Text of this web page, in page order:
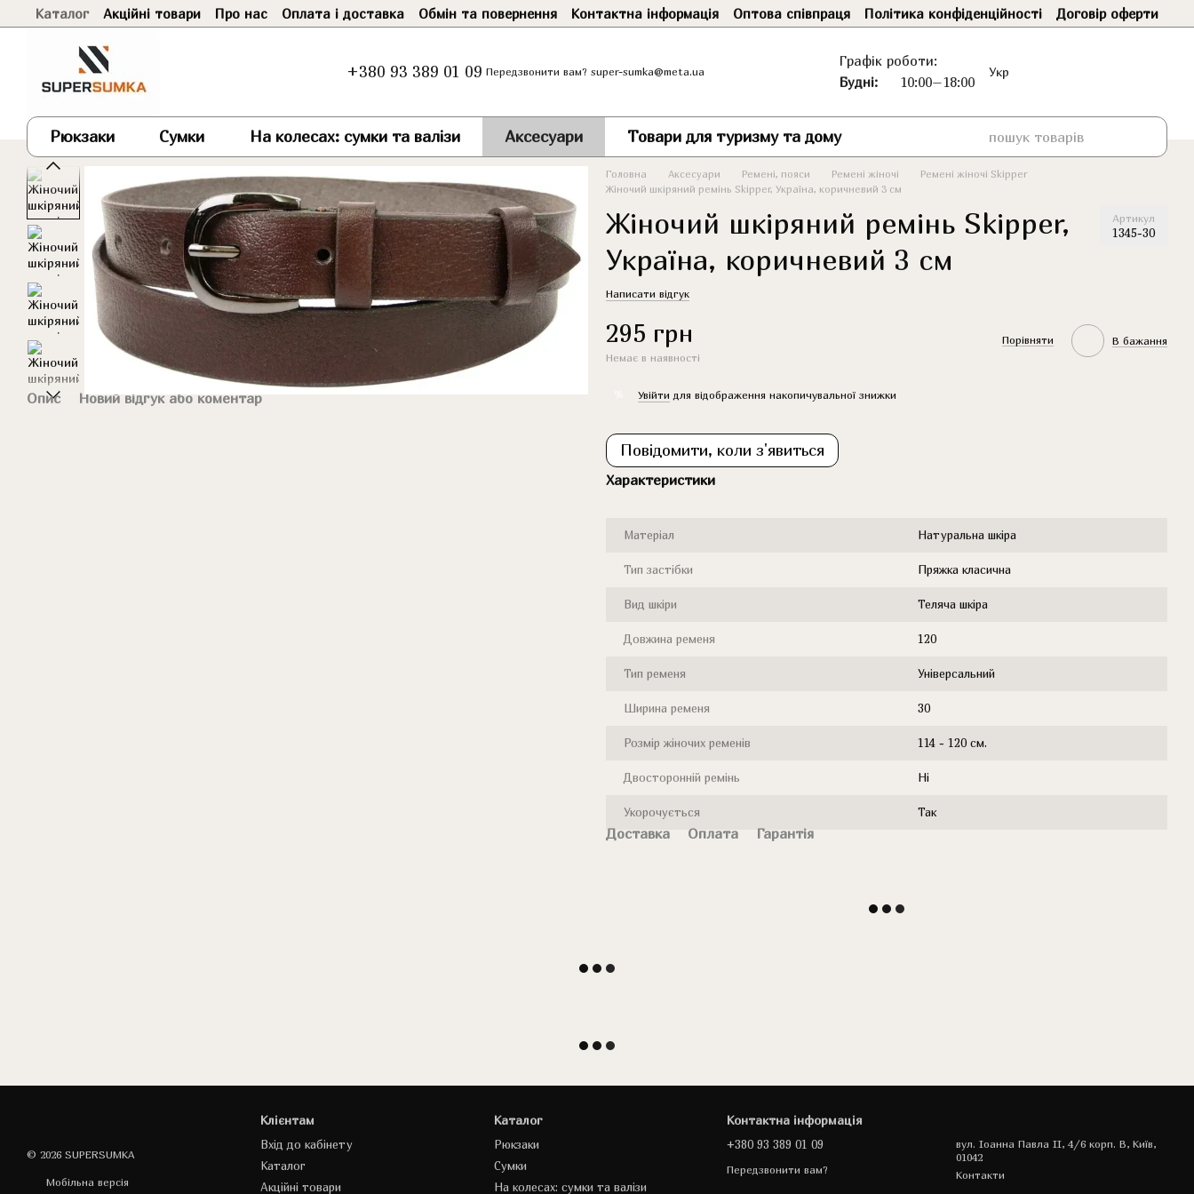
Перейти до основного контенту
Каталог Акційні товари Про нас Оплата і доставка Обмін та повернення Контактна інформація Оптова співпраця Політика конфіденційності Договір оферти
+380 93 389 01 09 Передзвонити вам? super-sumka@meta.ua
Графік роботи:
Будні:
10:00–18:00
Укр
Рюкзаки Сумки На колесах: сумки та валізи Аксесуари Товари для туризму та дому
Опис Новий відгук або коментар
Головна Аксесуари Ремені, пояси Ремені жіночі
Ремені жіночі Skipper
Жіночий шкіряний ремінь Skipper, Україна, коричневий 3 см
Жіночий шкіряний ремінь Skipper,
Україна, коричневий 3 см
Артикул
1345-30
Написати відгук
295 грн
Немає в наявності
Порівняти В бажання
Увійти для відображення накопичувальної знижки
Повідомити, коли з'явиться
Характеристики
Матеріал Натуральна шкіра
Тип застібки Пряжка класична
Вид шкіри Теляча шкіра
Довжина ременя 120
Тип ременя Універсальний
Ширина ременя 30
Розмір жіночих ременів 114 - 120 см.
Двосторонній ремінь Ні
Укорочується Так
Доставка Оплата Гарантія
© 2026 SUPERSUMKA
Мобільна версія
Клієнтам
Вхід до кабінету
Каталог
Акційні товари
Каталог
Рюкзаки
Сумки
На колесах: сумки та валізи
Контактна інформація
+380 93 389 01 09
Передзвонити вам?
вул. Іоанна Павла II, 4/6 корп. В, Київ,
01042
Контакти